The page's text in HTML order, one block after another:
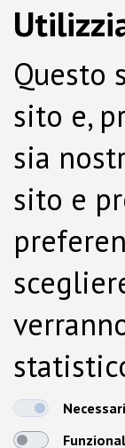
Questo
sito e,
sia
sito e
dalla